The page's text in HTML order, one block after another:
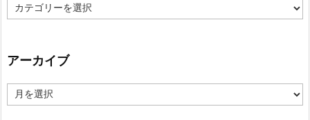
カ
テ
ー
アーカイブ
ー